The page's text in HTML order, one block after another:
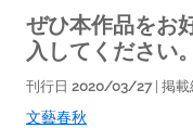
ぜひ本作品をお
入してください。
刊行日 2020/03/27| 掲載
文藝春秋